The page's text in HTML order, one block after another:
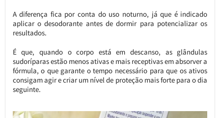
A diferença fica por conta do uso noturno, já que é indicado
aplicar o desodorante antes de dormir para potencializar os
resultados.
É que, quando o corpo está em descanso, as glândulas
sudoríparas estão menos ativas e mais receptivas em absorver a
fórmula, o que garante o tempo necessário para que os ativos
consigam agir e criar um nível de proteção mais forte para o dia
seguinte.